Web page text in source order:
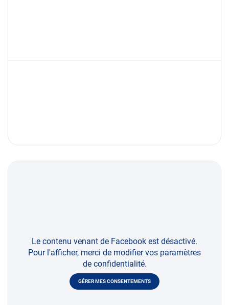
Le contenu venant de Facebook est désactivé.
Pour l'afficher, merci de modifier vos paramètres
de confidentialité.
GÉRER MES CONSENTEMENTS